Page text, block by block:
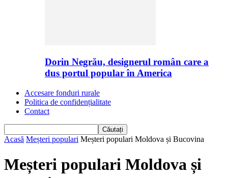
Dorin Negrău, designerul român care a
dus portul popular în America
Accesare fonduri rurale
Politica de confidențialitate
Contact
Acasă Meșteri populari Meșteri populari Moldova și Bucovina
Meșteri populari Moldova și